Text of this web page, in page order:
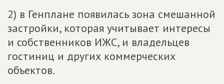
2) в Генплане появилась зона смешанной
застройки, которая учитывает интересы
и собственников ИЖС, и владельцев
гостиниц и других коммерческих
объектов.